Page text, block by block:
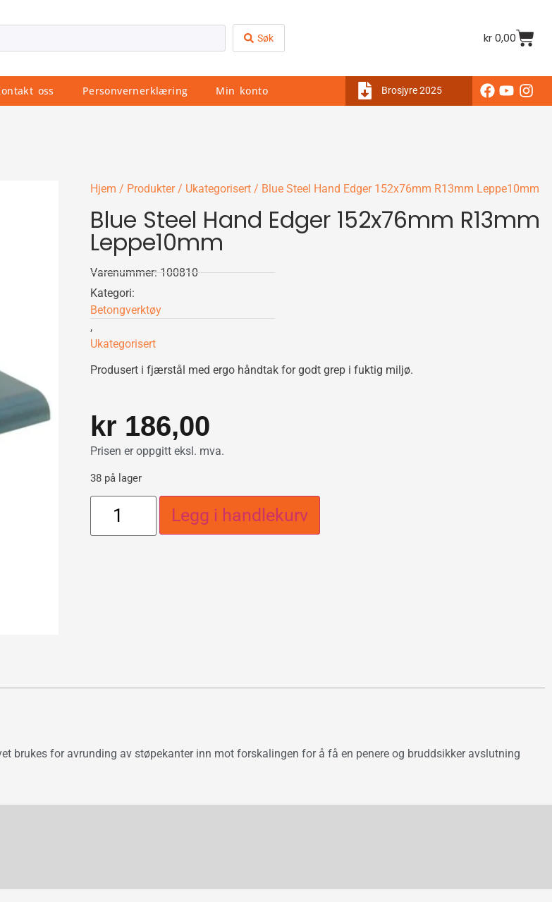
Søk kr0,00
oss Personvernerklæring Min konto Brosjyre 2025
Hjem / Produkter/ Ukategorisert/ Blue Steel Hand Edger 152x76mm R13mm Leppe10mm
Blue Steel Hand Edger 152x76mm R13mm
Leppe10mm
Varenummer: 100810
Kategori:
Betongverktøy
,
Ukategorisert
Produsert i fjærstål med ergo håndtak for godt grep i fuktig miljø.
kr 186,00
Prisen er oppgitt eksl. mva.
38 på lager
Legg i handlekurv
for avrunding av støpekanter inn mot forskalingen for å få en penere og bruddsikker avslutning